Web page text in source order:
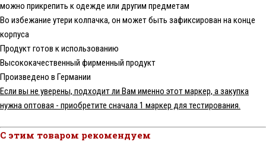
можно прикрепить к одежде или другим предметам
Во избежание утери колпачка, он может быть зафиксирован на конце
корпуса
Продукт готов к использованию
Высококачественный фирменный продукт
Произведено в Германии
Если вы не уверены, подходит ли Вам именно этот маркер, а закупка
нужна оптовая - приобретите сначала 1 маркер для тестирования.
С этим товаром рекомендуем